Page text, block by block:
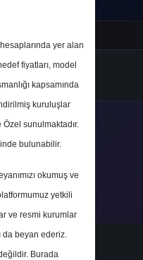
yer alan
fiyatları, model
kapsamında
kuruluşlar
sunulmaktadır.
bulunabilir.
okumuş ve
yetkili
ve resmi kurumlar
da beyan ederiz.
Burada